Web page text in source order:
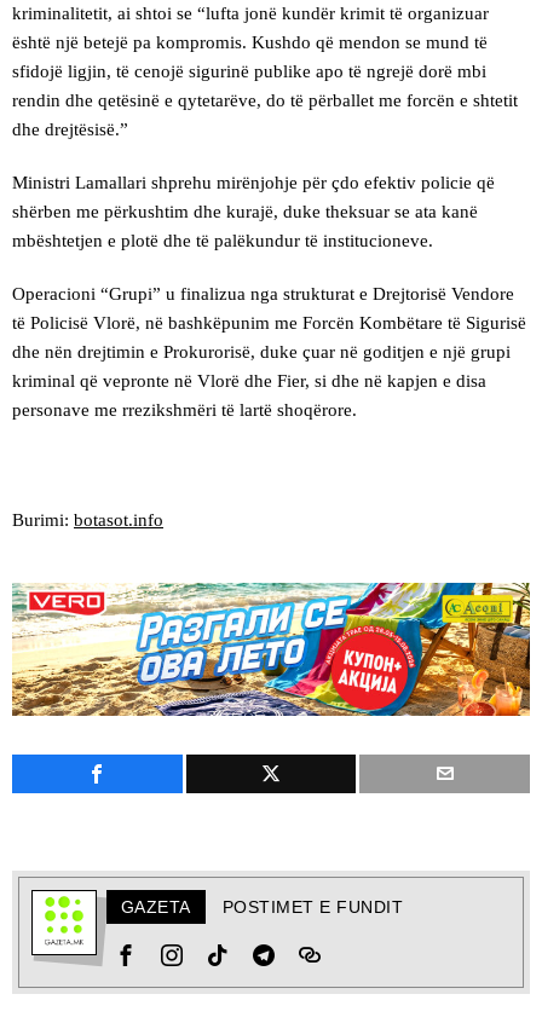
kriminalitetit, ai shtoi se “lufta jonë kundër krimit të organizuar
është një betejë pa kompromis. Kushdo që mendon se mund të
sfidojë ligjin, të cenojë sigurinë publike apo të ngrejë dorë mbi
rendin dhe qetësinë e qytetarëve, do të përballet me forcën e shtetit
dhe drejtësisë.”
Ministri Lamallari shprehu mirënjohje për çdo efektiv policie që
shërben me përkushtim dhe kurajë, duke theksuar se ata kanë
mbështetjen e plotë dhe të palëkundur të institucioneve.
Operacioni “Grupi” u finalizua nga strukturat e Drejtorisë Vendore
të Policisë Vlorë, në bashkëpunim me Forcën Kombëtare të Sigurisë
dhe nën drejtimin e Prokurorisë, duke çuar në goditjen e një grupi
kriminal që vepronte në Vlorë dhe Fier, si dhe në kapjen e disa
personave me rrezikshmëri të lartë shoqërore.
Burimi: botasot.info
GAZETA POSTIMET E FUNDIT